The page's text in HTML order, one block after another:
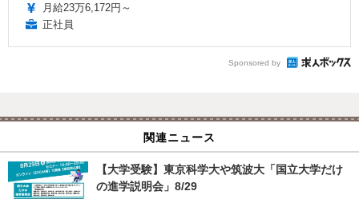
月給23万6,172円～
正社員
Sponsored by
関連ニュース
【大学受験】東京科学大や筑波大「国立大学だけ
の進学説明会」8/29